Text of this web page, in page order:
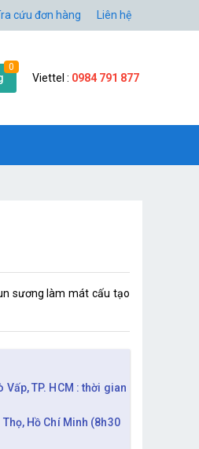
cứu đơn hàng Liên hệ
0
Viettel : 0984 791 877
sương làm mát cấu tạo
Vấp, TP. HCM : thời gian
Hồ Chí Minh (8h30